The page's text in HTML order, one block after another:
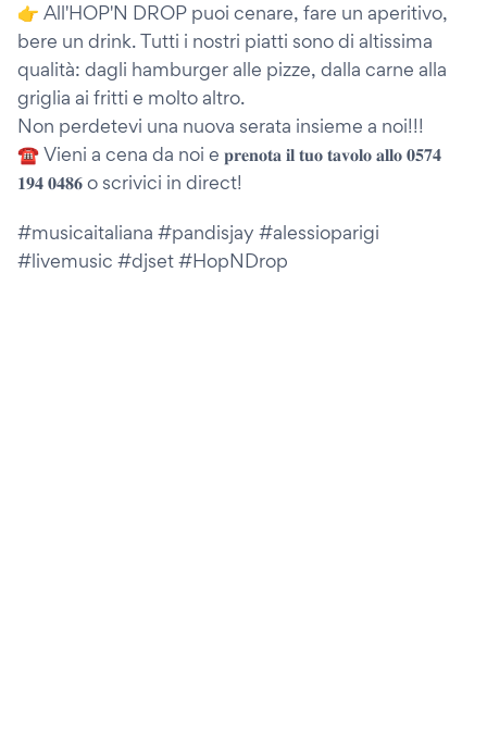
👉 All'HOP'N DROP puoi cenare, fare un aperitivo,
bere un drink. Tutti i nostri piatti sono di altissima
qualità: dagli hamburger alle pizze, dalla carne alla
griglia ai fritti e molto altro.
Non perdetevi una nuova serata insieme a noi!!!
☎ Vieni a cena da noi e 𝐩𝐫𝐞𝐧𝐨𝐭𝐚 𝐢𝐥 𝐭𝐮𝐨 𝐭𝐚𝐯𝐨𝐥𝐨 𝐚𝐥𝐥𝐨 𝟎𝟓𝟕𝟒
𝟏𝟗𝟒 𝟎𝟒𝟖𝟔 o scrivici in direct!
#musicaitaliana #pandisjay #alessioparigi
#livemusic #djset #HopNDrop